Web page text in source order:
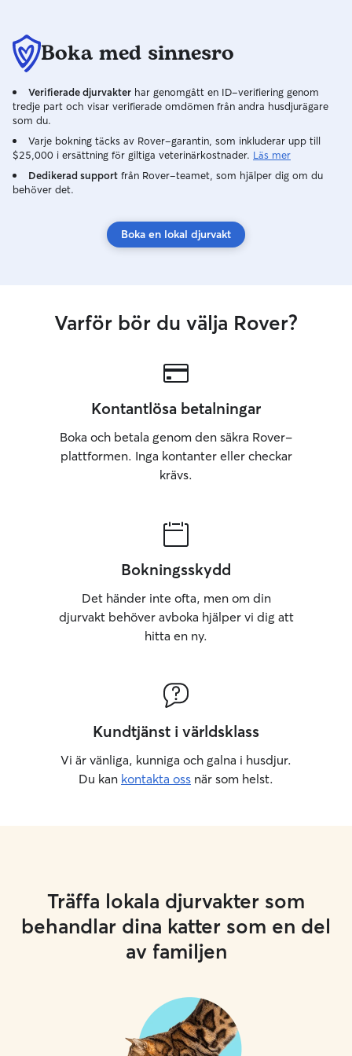
Boka med sinnesro
Verifierade djurvakter har genomgått en ID-verifiering genom
tredje part och visar verifierade omdömen från andra husdjurägare
som du.
Varje bokning täcks av Rover-garantin, som inkluderar upp till
$25,000 i ersättning för giltiga veterinärkostnader. Läs mer
Dedikerad support från Rover-teamet, som hjälper dig om du
behöver det.
Boka en lokal djurvakt
Varför bör du välja Rover?
Kontantlösa betalningar
Boka och betala genom den säkra Rover-
plattformen. Inga kontanter eller checkar
krävs.
Bokningsskydd
Det händer inte ofta, men om din
djurvakt behöver avboka hjälper vi dig att
hitta en ny.
Kundtjänst i världsklass
Vi är vänliga, kunniga och galna i husdjur.
Du kan kontakta oss när som helst.
Träffa lokala djurvakter som
behandlar dina katter som en del
av familjen